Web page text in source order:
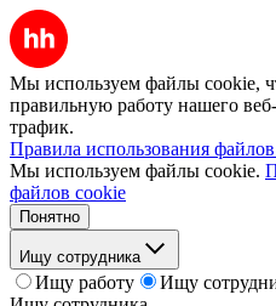
Мы используем файлы cookie,
правильную работу нашего
трафик.
Правила использования
Мы используем файлы cookie.
файлов cookie
Понятно
Ищу сотрудника
Ищу работу
Ищу